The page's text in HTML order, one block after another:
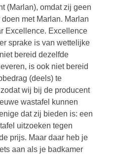
(Marlan), omdat zij geen
met Marlan. Marlan
Excellence. Excellence
sprake is van wettelijke
bereid dezelfde
is ook niet bereid
(deels) te
wij bij de producent
wastafel kunnen
dat zij bieden is: een
uitzoeken tegen
prijs. Maar daar heb je
aan als je badkamer